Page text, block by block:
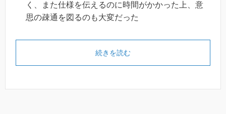
く、また仕様を伝えるのに時間がかかった上、意
思の疎通を図るのも大変だった
続きを読む